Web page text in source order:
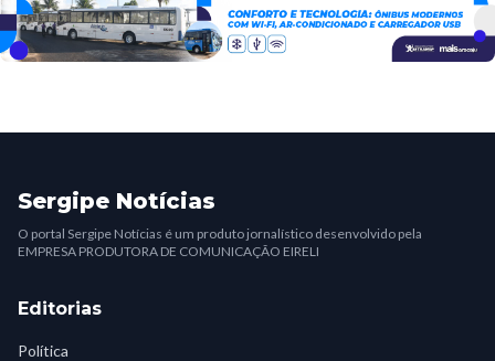
Sergipe Notícias
O portal Sergipe Notícias é um produto jornalístico desenvolvido pela
EMPRESA PRODUTORA DE COMUNICAÇÃO EIRELI
Editorias
Política